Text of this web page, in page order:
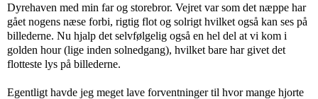
Dyrehaven med min far og storebror. Vejret var som det næppe har
gået nogens næse forbi, rigtig flot og solrigt hvilket også kan ses på
billederne. Nu hjalp det selvfølgelig også en hel del at vi kom i
golden hour (lige inden solnedgang), hvilket bare har givet det
flotteste lys på billederne.
Egentligt havde jeg meget lave forventninger til hvor mange hjorte